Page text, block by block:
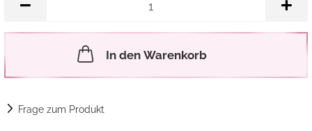
In den Warenkorb
Frage zum Produkt